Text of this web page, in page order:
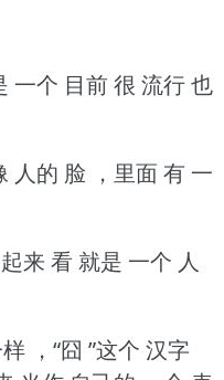
一个 目前 很 流行 也
人的 脸 ，里面 有 一
来 看 就是 一个 人
，“囧 ”这个 汉字